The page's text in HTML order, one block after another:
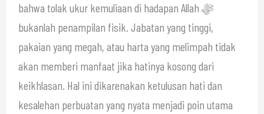
bahwa tolak ukur kemuliaan di hadapan Allah ﷻ
bukanlah penampilan fisik. Jabatan yang tinggi,
pakaian yang megah, atau harta yang melimpah tidak
akan memberi manfaat jika hatinya kosong dari
keikhlasan. Hal ini dikarenakan ketulusan hati dan
kesalehan perbuatan yang nyata menjadi poin utama